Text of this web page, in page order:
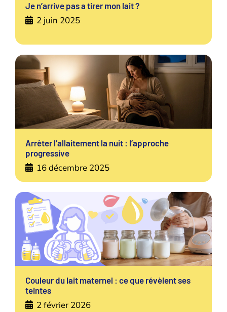
Je n’arrive pas a tirer mon lait ?
2 juin 2025
Arrêter l’allaitement la nuit : l’approche
progressive
16 décembre 2025
Couleur du lait maternel : ce que révèlent ses
teintes
2 février 2026